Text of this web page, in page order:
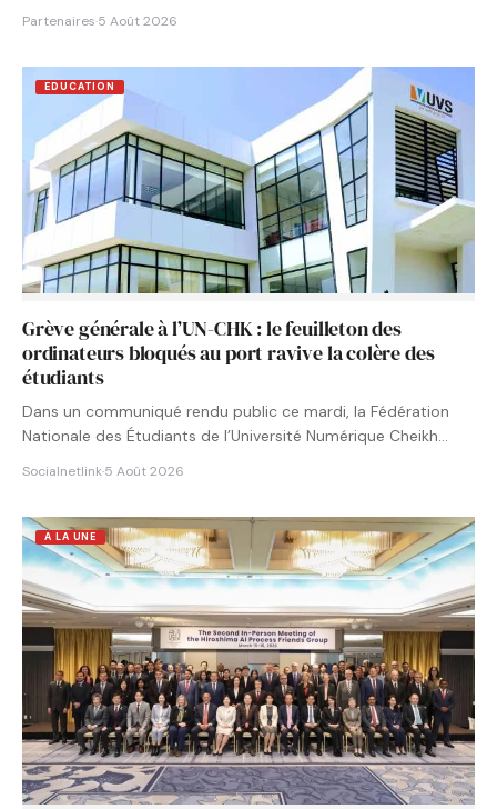
Partenaires·5 Août 2026
EDUCATION
Grève générale à l’UN-CHK : le feuilleton des
ordinateurs bloqués au port ravive la colère des
étudiants
Dans un communiqué rendu public ce mardi, la Fédération
Nationale des Étudiants de l’Université Numérique Cheikh
Socialnetlink·5 Août 2026
A LA UNE